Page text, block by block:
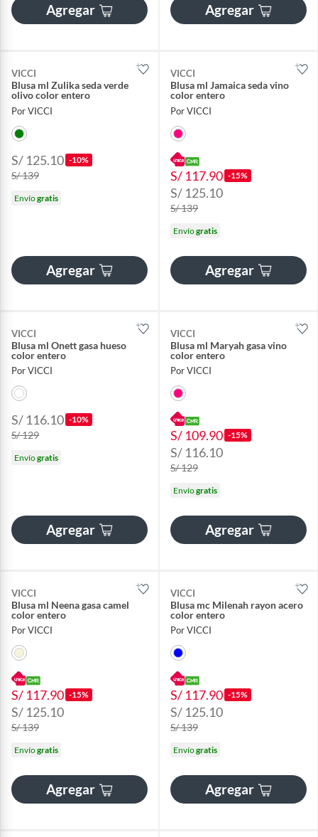
Agregar Agregar
VICCI
Blusa ml Zulika seda verde
olivo color entero
Por VICCI
S/ 125.10 -10%
S/ 139
Envíogratis
Agregar
VICCI
Blusa ml Jamaica seda vino
color entero
Por VICCI
S/ 117.90 -15%
S/ 125.10
S/ 139
Envíogratis
Agregar
VICCI
Blusa ml Onett gasa hueso
color entero
Por VICCI
S/ 116.10 -10%
S/ 129
Envíogratis
Agregar
VICCI
Blusa ml Maryah gasa vino
color entero
Por VICCI
S/ 109.90 -15%
S/ 116.10
S/ 129
Envíogratis
Agregar
VICCI
Blusa ml Neena gasa camel
color entero
Por VICCI
S/ 117.90 -15%
S/ 125.10
S/ 139
Envíogratis
Agregar
VICCI
Blusa mc Milenah rayon acero
color entero
Por VICCI
S/ 117.90 -15%
S/ 125.10
S/ 139
Envíogratis
Agregar